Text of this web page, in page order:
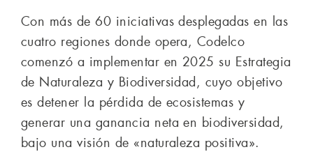
Con más de 60 iniciativas desplegadas en las
cuatro regiones donde opera, Codelco
comenzó a implementar en 2025 su Estrategia
de Naturaleza y Biodiversidad, cuyo objetivo
es detener la pérdida de ecosistemas y
generar una ganancia neta en biodiversidad,
bajo una visión de «naturaleza positiva».